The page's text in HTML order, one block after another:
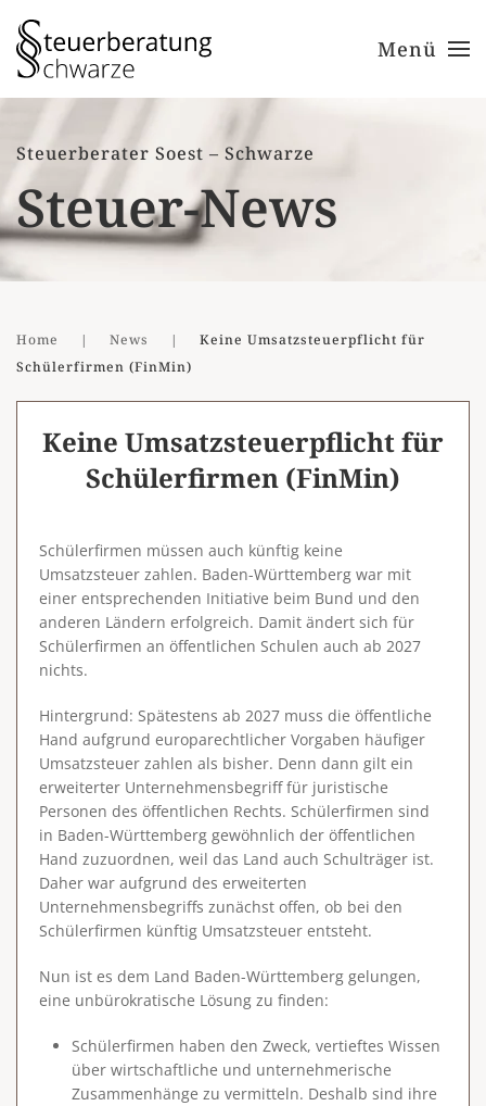
Zum Hauptinhalt springen Menü
Steuerberater Soest – Schwarze
Steuer-News
Home News
Keine Umsatzsteuerpflicht für
Schülerfirmen (FinMin)
Keine Umsatzsteuerpflicht für
Schülerfirmen (FinMin)
Schülerfirmen müssen auch künftig keine
Umsatzsteuer zahlen. Baden-Württemberg war mit
einer entsprechenden Initiative beim Bund und den
anderen Ländern erfolgreich. Damit ändert sich für
Schülerfirmen an öffentlichen Schulen auch ab 2027
nichts.
Hintergrund: Spätestens ab 2027 muss die öffentliche
Hand aufgrund europarechtlicher Vorgaben häufiger
Umsatzsteuer zahlen als bisher. Denn dann gilt ein
erweiterter Unternehmensbegrifffür juristische
Personen des öffentlichen Rechts. Schülerfirmen sind
in Baden-Württemberg gewöhnlich der öffentlichen
Hand zuzuordnen, weil das Land auch Schulträger ist.
Daher war aufgrund des erweiterten
Unternehmensbegriffs zunächst offen, ob bei den
Schülerfirmen künftig Umsatzsteuer entsteht.
Nun ist es dem Land Baden-Württemberg gelungen,
eine unbürokratische Lösung zu finden:
Schülerfirmen haben den Zweck, vertieftes Wissen
über wirtschaftliche und unternehmerische
Zusammenhänge zu vermitteln. Deshalb sind ihre